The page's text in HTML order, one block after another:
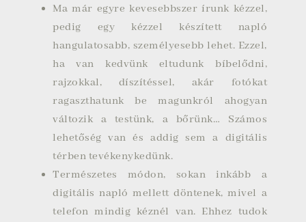
Ma már egyre kevesebbszer írunk kézzel,
pedig egy kézzel készített napló
hangulatosabb, személyesebb lehet. Ezzel,
ha van kedvünk eltudunk bíbelődni,
rajzokkal, díszítéssel, akár fotókat
ragaszthatunk be magunkról ahogyan
változik a testünk, a bőrünk… Számos
lehetőség van és addig sem a digitális
térben tevékenykedünk.
Természetes módon, sokan inkább a
digitális napló mellett döntenek, mivel a
telefon mindig kéznél van. Ehhez tudok